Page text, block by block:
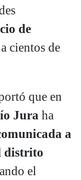
de
cientos de
que en
Jura ha
a
distrito
el